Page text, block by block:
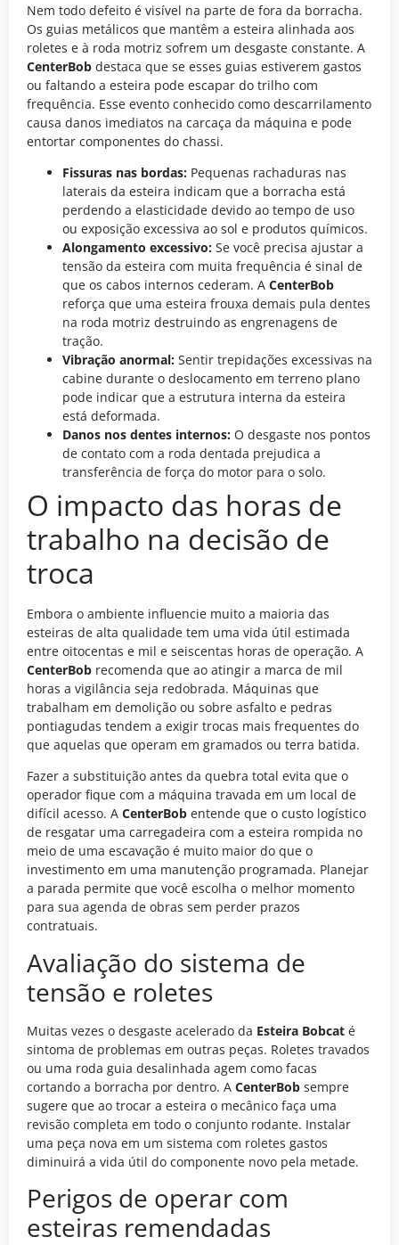
Nem todo defeito é visível na parte de fora da borracha.
Os guias metálicos que mantêm a esteira alinhada aos
roletes e à roda motriz sofrem um desgaste constante. A
CenterBob destaca que se esses guias estiverem gastos
ou faltando a esteira pode escapar do trilho com
frequência. Esse evento conhecido como descarrilamento
causa danos imediatos na carcaça da máquina e pode
entortar componentes do chassi.
Fissuras nas bordas: Pequenas rachaduras nas
laterais da esteira indicam que a borracha está
perdendo a elasticidade devido ao tempo de uso
ou exposição excessiva ao sol e produtos químicos.
Alongamento excessivo: Se você precisa ajustar a
tensão da esteira com muita frequência é sinal de
que os cabos internos cederam. A CenterBob
reforça que uma esteira frouxa demais pula dentes
na roda motriz destruindo as engrenagens de
tração.
Vibração anormal: Sentir trepidações excessivas na
cabine durante o deslocamento em terreno plano
pode indicar que a estrutura interna da esteira
está deformada.
Danos nos dentes internos: O desgaste nos pontos
de contato com a roda dentada prejudica a
transferência de força do motor para o solo.
O impacto das horas de
trabalho na decisão de
troca
Embora o ambiente influencie muito a maioria das
esteiras de alta qualidade tem uma vida útil estimada
entre oitocentas e mil e seiscentas horas de operação. A
CenterBob recomenda que ao atingir a marca de mil
horas a vigilância seja redobrada. Máquinas que
trabalham em demolição ou sobre asfalto e pedras
pontiagudas tendem a exigir trocas mais frequentes do
que aquelas que operam em gramados ou terra batida.
Fazer a substituição antes da quebra total evita que o
operador fique com a máquina travada em um local de
difícil acesso. A CenterBob entende que o custo logístico
de resgatar uma carregadeira com a esteira rompida no
meio de uma escavação é muito maior do que o
investimento em uma manutenção programada. Planejar
a parada permite que você escolha o melhor momento
para sua agenda de obras sem perder prazos
contratuais.
Avaliação do sistema de
tensão e roletes
Muitas vezes o desgaste acelerado da Esteira Bobcat é
sintoma de problemas em outras peças. Roletes travados
ou uma roda guia desalinhada agem como facas
cortando a borracha por dentro. A CenterBob sempre
sugere que ao trocar a esteira o mecânico faça uma
revisão completa em todo o conjunto rodante. Instalar
uma peça nova em um sistema com roletes gastos
diminuirá a vida útil do componente novo pela metade.
Perigos de operar com
esteiras remendadas